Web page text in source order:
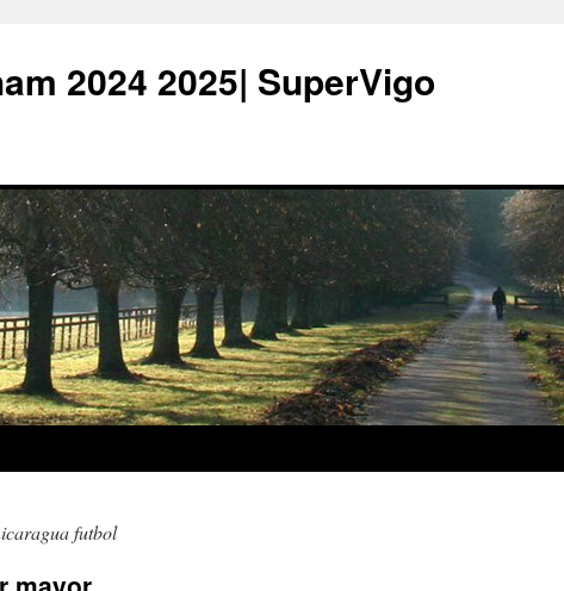
2024 2025| SuperVigo
futbol